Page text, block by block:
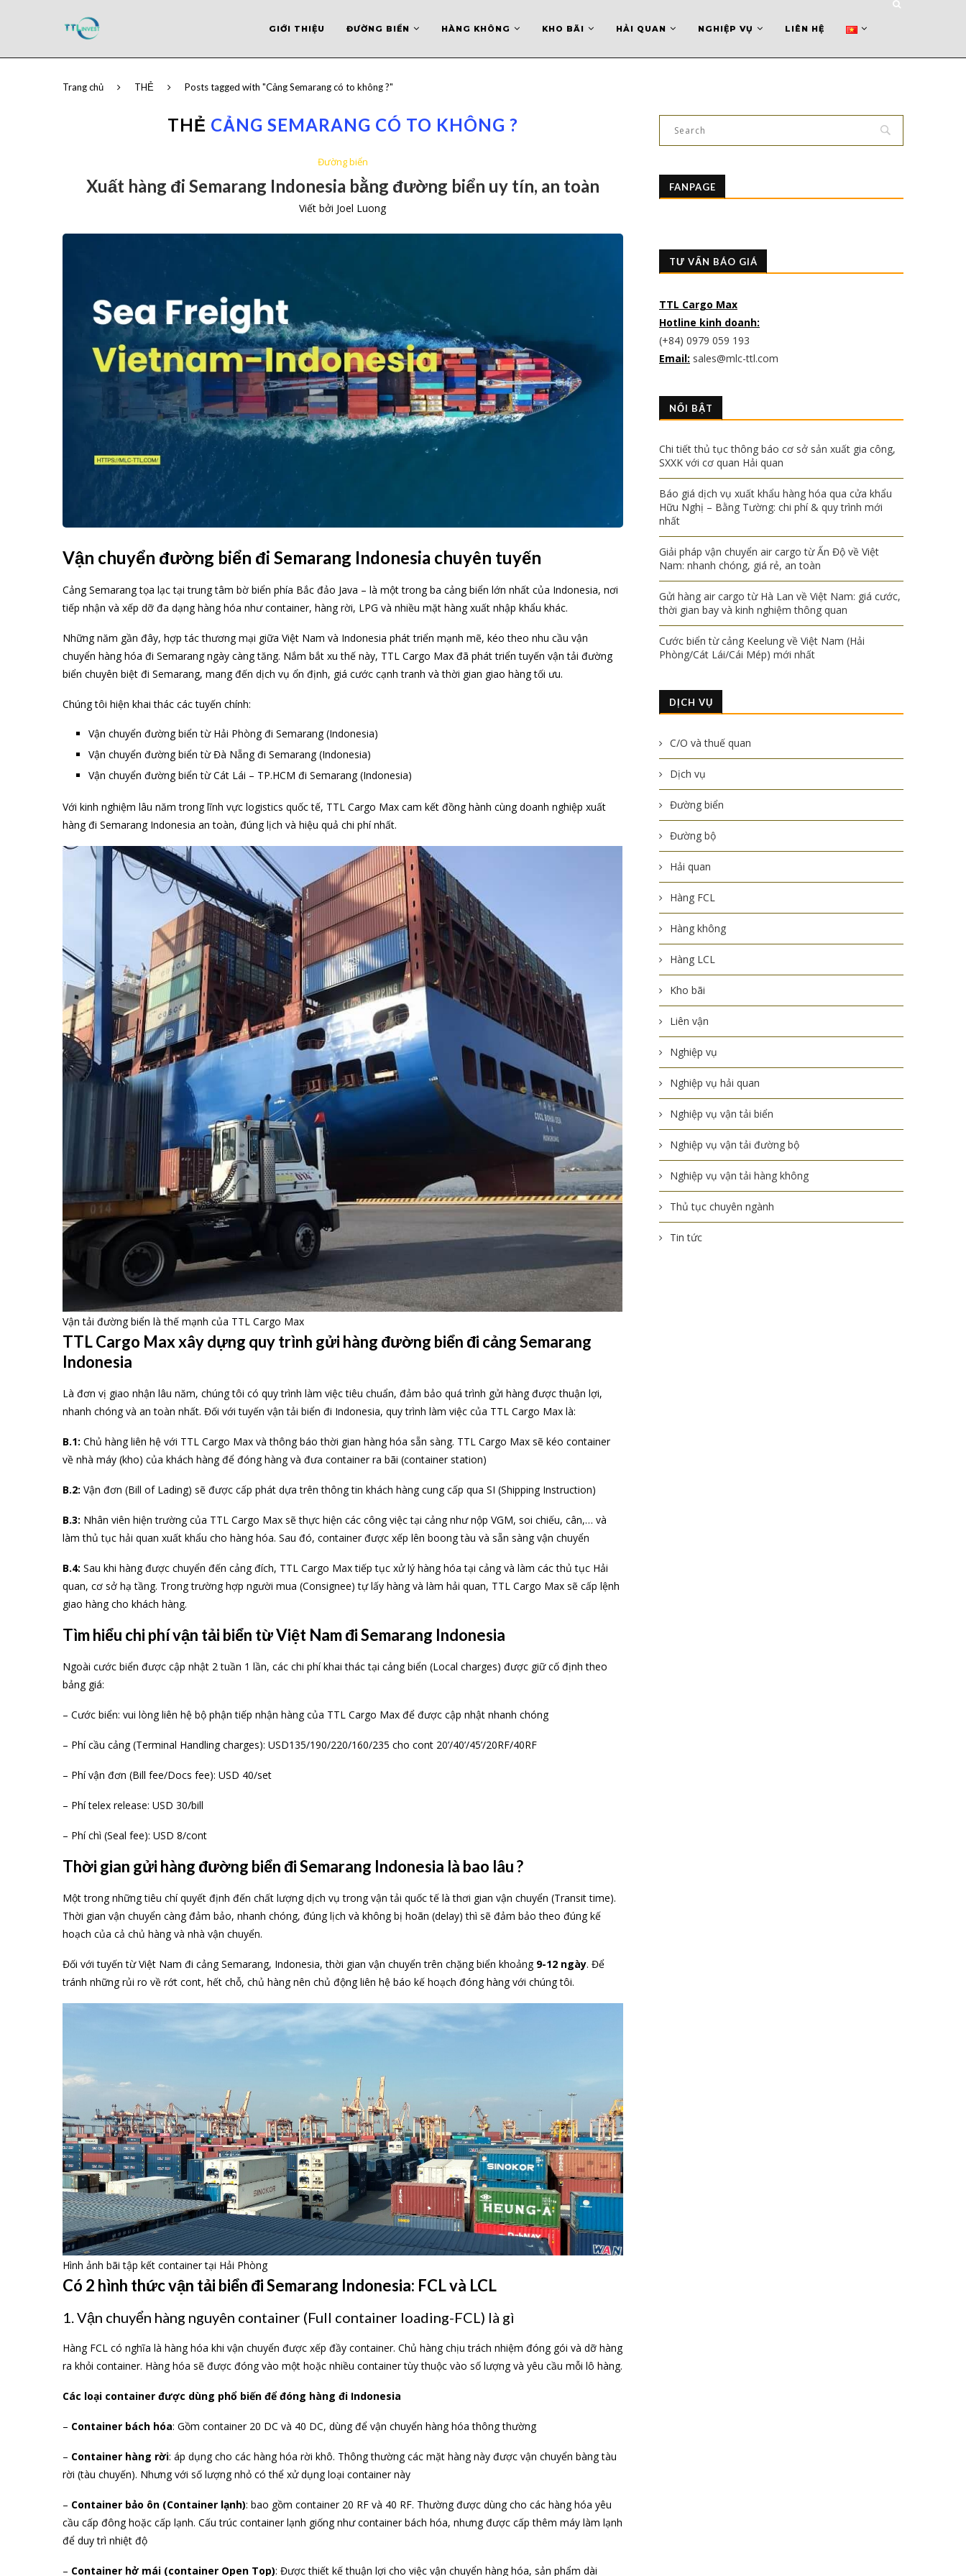
GIỚI THIỆU ĐƯỜNG BIỂN HÀNG KHÔNG KHO BÃI HẢI QUAN NGHIỆP VỤ LIÊN HỆ
Trang chủ THẺ Posts tagged with "Cảng Semarang có to không ?"
THẺ CẢNG SEMARANG CÓ TO KHÔNG ?
Đường biển
Xuất hàng đi Semarang Indonesia bằng đường biển uy tín, an toàn
Viết bởi Joel Luong
Vận chuyển đường biển đi Semarang Indonesia chuyên tuyến
Cảng Semarang tọa lạc tại trung tâm bờ biển phía Bắc đảo Java – là một trong ba cảng biển lớn nhất của Indonesia, nơi
tiếp nhận và xếp dỡ đa dạng hàng hóa như container, hàng rời, LPG và nhiều mặt hàng xuất nhập khẩu khác.
Những năm gần đây, hợp tác thương mại giữa Việt Nam và Indonesia phát triển mạnh mẽ, kéo theo nhu cầu vận
chuyển hàng hóa đi Semarang ngày càng tăng. Nắm bắt xu thế này, TTL Cargo Max đã phát triển tuyến vận tải đường
biển chuyên biệt đi Semarang, mang đến dịch vụ ổn định, giá cước cạnh tranh và thời gian giao hàng tối ưu.
Chúng tôi hiện khai thác các tuyến chính:
Vận chuyển đường biển từ Hải Phòng đi Semarang (Indonesia)
Vận chuyển đường biển từ Đà Nẵng đi Semarang (Indonesia)
Vận chuyển đường biển từ Cát Lái – TP.HCM đi Semarang (Indonesia)
Với kinh nghiệm lâu năm trong lĩnh vực logistics quốc tế, TTL Cargo Max cam kết đồng hành cùng doanh nghiệp xuất
hàng đi Semarang Indonesia an toàn, đúng lịch và hiệu quả chi phí nhất.
Vận tải đường biển là thế mạnh của TTL Cargo Max
TTL Cargo Max xây dựng quy trình gửi hàng đường biển đi cảng Semarang
Indonesia
Là đơn vị giao nhận lâu năm, chúng tôi có quy trình làm việc tiêu chuẩn, đảm bảo quá trình gửi hàng được thuận lợi,
nhanh chóng và an toàn nhất. Đối với tuyến vận tải biển đi Indonesia, quy trình làm việc của TTL Cargo Max là:
B.1: Chủ hàng liên hệ với TTL Cargo Max và thông báo thời gian hàng hóa sẵn sàng. TTL Cargo Max sẽ kéo container
về nhà máy (kho) của khách hàng để đóng hàng và đưa container ra bãi (container station)
B.2: Vận đơn (Bill of Lading) sẽ được cấp phát dựa trên thông tin khách hàng cung cấp qua SI (Shipping Instruction)
B.3: Nhân viên hiện trường của TTL Cargo Max sẽ thực hiện các công việc tại cảng như nộp VGM, soi chiếu, cân,… và
làm thủ tục hải quan xuất khẩu cho hàng hóa. Sau đó, container được xếp lên boong tàu và sẵn sàng vận chuyển
B.4: Sau khi hàng được chuyển đến cảng đích, TTL Cargo Max tiếp tục xử lý hàng hóa tại cảng và làm các thủ tục Hải
quan, cơ sở hạ tầng. Trong trường hợp người mua (Consignee) tự lấy hàng và làm hải quan, TTL Cargo Max sẽ cấp lệnh
giao hàng cho khách hàng.
Tìm hiểu chi phí vận tải biển từ Việt Nam đi Semarang Indonesia
Ngoài cước biển được cập nhật 2 tuần 1 lần, các chi phí khai thác tại cảng biển (Local charges) được giữ cố định theo
bảng giá:
– Cước biển: vui lòng liên hệ bộ phận tiếp nhận hàng của TTL Cargo Max để được cập nhật nhanh chóng
– Phí cầu cảng (Terminal Handling charges): USD135/190/220/160/235 cho cont 20’/40’/45’/20RF/40RF
– Phí vận đơn (Bill fee/Docs fee): USD 40/set
– Phí telex release: USD 30/bill
– Phí chì (Seal fee): USD 8/cont
Thời gian gửi hàng đường biển đi Semarang Indonesia là bao lâu ?
Một trong những tiêu chí quyết định đến chất lượng dịch vụ trong vận tải quốc tế là thơi gian vận chuyển (Transit time).
Thời gian vận chuyển càng đảm bảo, nhanh chóng, đúng lịch và không bị hoãn (delay) thì sẽ đảm bảo theo đúng kế
hoạch của cả chủ hàng và nhà vận chuyển.
Đối với tuyến từ Việt Nam đi cảng Semarang, Indonesia, thời gian vận chuyển trên chặng biển khoảng 9-12 ngày. Để
tránh những rủi ro về rớt cont, hết chỗ, chủ hàng nên chủ động liên hệ báo kế hoạch đóng hàng với chúng tôi.
Hình ảnh bãi tập kết container tại Hải Phòng
Có 2 hình thức vận tải biển đi Semarang Indonesia: FCL và LCL
1. Vận chuyển hàng nguyên container (Full container loading-FCL) là gì
Hàng FCL có nghĩa là hàng hóa khi vận chuyển được xếp đầy container. Chủ hàng chịu trách nhiệm đóng gói và dỡ hàng
ra khỏi container. Hàng hóa sẽ được đóng vào một hoặc nhiều container tùy thuộc vào số lượng và yêu cầu mỗi lô hàng.
Các loại container được dùng phổ biến để đóng hàng đi Indonesia
– Container bách hóa: Gồm container 20 DC và 40 DC, dùng để vận chuyển hàng hóa thông thường
– Container hàng rời: áp dụng cho các hàng hóa rời khô. Thông thường các mặt hàng này được vận chuyển bàng tàu
rời (tàu chuyến). Nhưng với số lượng nhỏ có thể xử dụng loại container này
– Container bảo ôn (Container lạnh): bao gồm container 20 RF và 40 RF. Thường được dùng cho các hàng hóa yêu
cầu cấp đông hoặc cấp lạnh. Cấu trúc container lạnh giống như container bách hóa, nhưng được cấp thêm máy làm lạnh
để duy trì nhiệt độ
– Container hở mái (container Open Top): Được thiết kế thuận lợi cho việc vận chuyển hàng hóa, sản phẩm dài
FANPAGE
TƯ VẤN BÁO GIÁ
TTL Cargo Max
Hotline kinh doanh:
(+84) 0979 059 193
Email: sales@mlc-ttl.com
NỔI BẬT
Chi tiết thủ tục thông báo cơ sở sản xuất gia công,
SXXK với cơ quan Hải quan
Báo giá dịch vụ xuất khẩu hàng hóa qua cửa khẩu
Hữu Nghị – Bằng Tường: chi phí & quy trình mới
nhất
Giải pháp vận chuyển air cargo từ Ấn Độ về Việt
Nam: nhanh chóng, giá rẻ, an toàn
Gửi hàng air cargo từ Hà Lan về Việt Nam: giá cước,
thời gian bay và kinh nghiệm thông quan
Cước biển từ cảng Keelung về Việt Nam (Hải
Phòng/Cát Lái/Cái Mép) mới nhất
DỊCH VỤ
C/O và thuế quan
Dịch vụ
Đường biển
Đường bộ
Hải quan
Hàng FCL
Hàng không
Hàng LCL
Kho bãi
Liên vận
Nghiệp vụ
Nghiệp vụ hải quan
Nghiệp vụ vận tải biển
Nghiệp vụ vận tải đường bộ
Nghiệp vụ vận tải hàng không
Thủ tục chuyên ngành
Tin tức